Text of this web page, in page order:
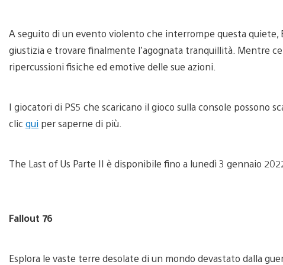
A seguito di un evento violento che interrompe questa quiete,
giustizia e trovare finalmente l’agognata tranquillità. Mentre
ripercussioni fisiche ed emotive delle sue azioni.
I giocatori di PS5 che scaricano il gioco sulla console possono
clic qui per saperne di più.
The Last of Us Parte II è disponibile fino a lunedì 3 gennaio
Fallout 76
Esplora le vaste terre desolate di un mondo devastato dalla